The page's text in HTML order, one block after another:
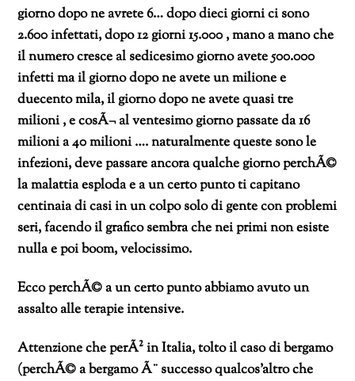
giorno dopo ne avrete 6… dopo dieci giorni ci sono
2.600 infettati, dopo 12 giorni 15.000 , mano a mano che
il numero cresce al sedicesimo giorno avete 500.000
infetti ma il giorno dopo ne avete un milione e
duecento mila, il giorno dopo ne avete quasi tre
milioni , e cosÃ¬ al ventesimo giorno passate da 16
milioni a 40 milioni …. naturalmente queste sono le
infezioni, deve passare ancora qualche giorno perchÃ©
la malattia esploda e a un certo punto ti capitano
centinaia di casi in un colpo solo di gente con problemi
seri, facendo il grafico sembra che nei primi non esiste
nulla e poi boom, velocissimo.
Ecco perchÃ© a un certo punto abbiamo avuto un
assalto alle terapie intensive.
Attenzione che perÃ² in Italia, tolto il caso di bergamo
(perchÃ© a bergamo Ã¨ successo qualcos’altro che